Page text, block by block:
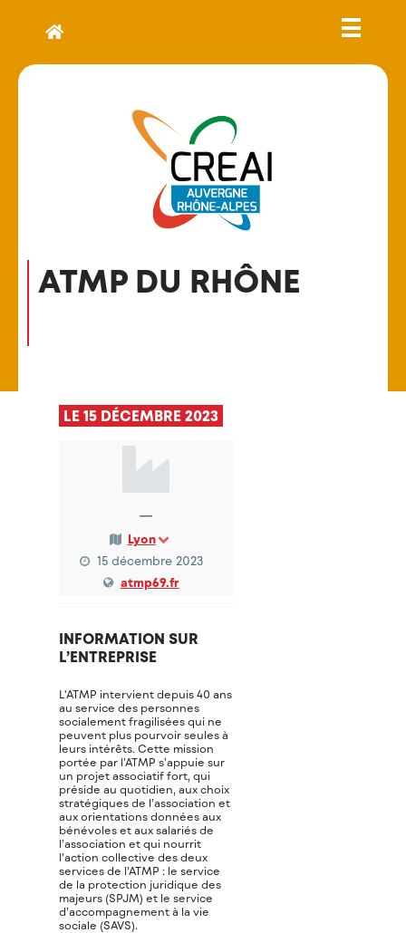
ATMP DU RHÔNE
LE 15 DÉCEMBRE 2023
—
Lyon
15 décembre 2023
atmp69.fr
INFORMATION SUR
L’ENTREPRISE
L'ATMP intervient depuis 40 ans
au service des personnes
socialement fragilisées qui ne
peuvent plus pourvoir seules à
leurs intérêts. Cette mission
portée par l’ATMP s’appuie sur
un projet associatif fort, qui
préside au quotidien, aux choix
stratégiques de l’association et
aux orientations données aux
bénévoles et aux salariés de
l’association et qui nourrit
l’action collective des deux
services de l’ATMP : le service
de la protection juridique des
majeurs (SPJM) et le service
d’accompagnement à la vie
sociale (SAVS).